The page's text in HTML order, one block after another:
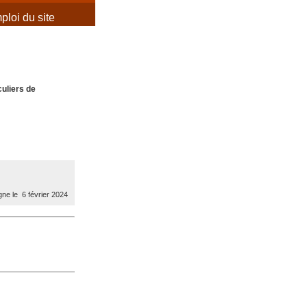
du site
de
le 6 février 2024